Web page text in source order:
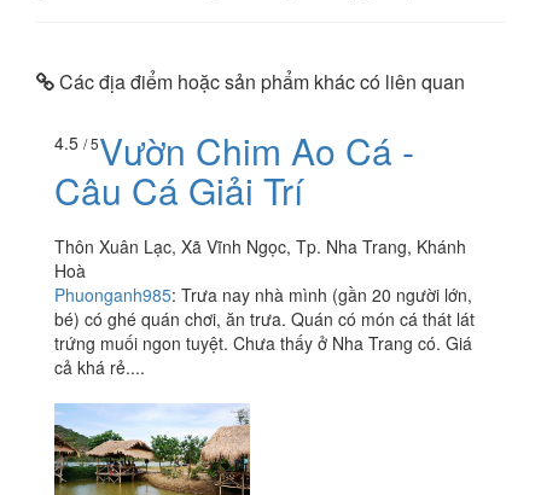
Các địa điểm hoặc sản phẩm khác có liên quan
4.5 / 5Vườn Chim Ao Cá -
Câu Cá Giải Trí
Thôn Xuân Lạc, Xã Vĩnh Ngọc, Tp. Nha Trang, Khánh
Hoà
Phuonganh985: Trưa nay nhà mình (gần 20 người lớn,
bé) có ghé quán chơi, ăn trưa. Quán có món cá thát lát
trứng muối ngon tuyệt. Chưa thấy ở Nha Trang có. Giá
cả khá rẻ....